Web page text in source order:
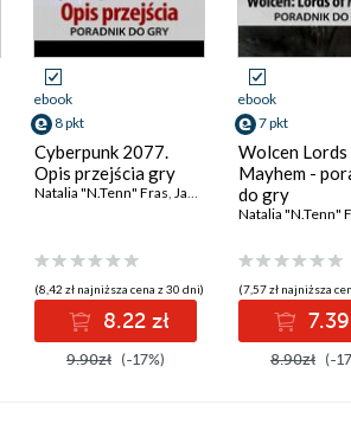
ebook
8 pkt
Cyberpunk 2077.
Opis przejścia gry
Natalia "N.Tenn" Fras, Jacek "Stranger" Hałas
(8,42 zł najniższa cena z 30 dni)
8.22 zł
9.90zł (-17%)
ebook
7 pkt
Wolcen
Mayhem -
do gry
Natalia "N.Tenn"
(7,57 zł najniższa
7.39
8.90zł (-